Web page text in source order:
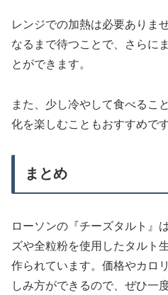
レンジでの加熱は必要ありま
なるまで待つことで、さらに
とができます。
また、少し冷やして食べるこ
化を楽しむこともおすすめです
まとめ
ローソンの『チーズタルト』
ズや全粒粉を使用したタルト
作られています。価格やカロ
しみ方ができるので、ぜひ一